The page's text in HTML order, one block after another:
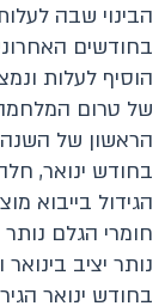
הבינוי שבה
בחודשים
הוסיף לעלות
של טרום המלחמה.
הראשון של
בחודש ינואר,
הגידול בייבוא
חומרי הגלם
נותר יציב
בחודש ינואר